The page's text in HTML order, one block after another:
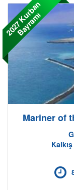
2
0
2
7
K
u
r
b
a
n
B
a
y
r
a
m
ı
Mariner of